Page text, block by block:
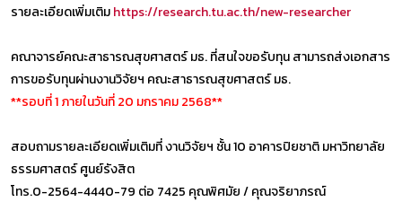
รายละเอียดเพิ่มเติมhttps://research.tu.ac.th/new-researcher
คณาจารย์คณะสาธารณสุขศาสตร์ มธ. ที่สนใจขอรับทุน สามารถส่งเอกสาร
การขอรับทุนผ่านงานวิจัยฯ คณะสาธารณสุขศาสตร์ มธ.
**รอบที่ 1 ภายในวันที่ 20 มกราคม 2568**
สอบถามรายละเอียดเพิ่มเติมที่ งานวิจัยฯ ชั้น 10 อาคารปิยชาติ มหาวิทยาลัย
ธรรมศาสตร์ ศูนย์รังสิต
โทร.0-2564-4440-79 ต่อ 7425 คุณพิศมัย / คุณจริยาภรณ์